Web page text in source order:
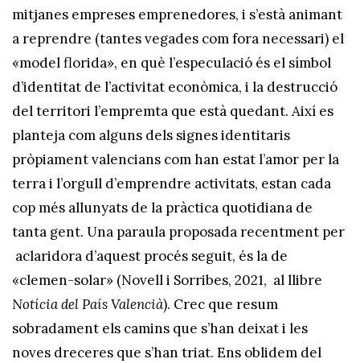
mitjanes empreses emprenedores, i s’està animant
a reprendre (tantes vegades com fora necessari) el
«model florida», en què l’especulació és el símbol
d’identitat de l’activitat econòmica, i la destrucció
del territori l’empremta que està quedant. Així es
planteja com alguns dels signes identitaris
pròpiament valencians com han estat l’amor per la
terra i l’orgull d’emprendre activitats, estan cada
cop més allunyats de la pràctica quotidiana de
tanta gent. Una paraula proposada recentment per
aclaridora d’aquest procés seguit, és la de
«clemen-solar» (Novell i Sorribes, 2021, al llibre
Notícia del País Valencià). Crec que resum
sobradament els camins que s’han deixat i les
noves dreceres que s’han triat. Ens oblidem del